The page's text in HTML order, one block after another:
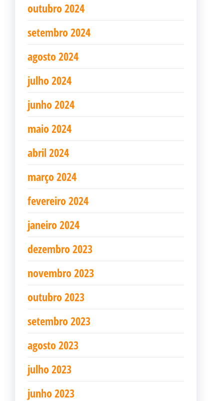
outubro 2024
setembro 2024
agosto 2024
julho 2024
junho 2024
maio 2024
abril 2024
março 2024
fevereiro 2024
janeiro 2024
dezembro 2023
novembro 2023
outubro 2023
setembro 2023
agosto 2023
julho 2023
junho 2023